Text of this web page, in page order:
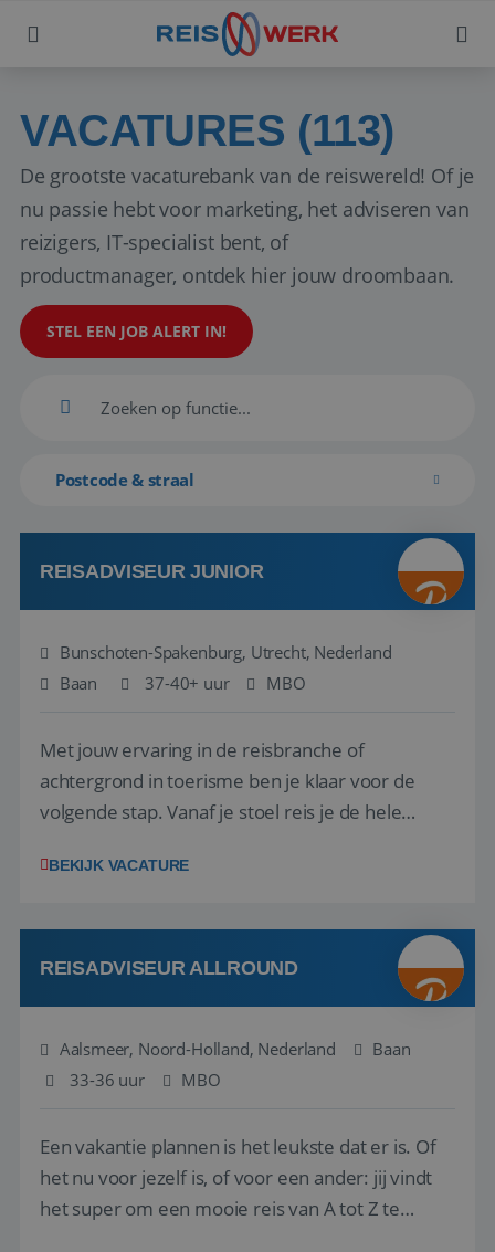
VACATURES (113)
De grootste vacaturebank van de reiswereld! Of je
nu passie hebt voor marketing, het adviseren van
reizigers, IT-specialist bent, of
productmanager, ontdek hier jouw droombaan.
STEL EEN JOB ALERT IN!
Postcode & straal
REISADVISEUR JUNIOR
Bunschoten-Spakenburg, Utrecht, Nederland
Baan
37-40+ uur MBO
Met jouw ervaring in de reisbranche of
achtergrond in toerisme ben je klaar voor de
volgende stap. Vanaf je stoel reis je de hele
wensen van je team, je klant en wat er in de
klanten te overtuigen om die droomreis te
boeken! ...
BEKIJK VACATURE
REISADVISEUR ALLROUND
Aalsmeer, Noord-Holland, Nederland
Baan
33-36 uur
MBO
Een vakantie plannen is het leukste dat er is. Of
het nu voor jezelf is, of voor een ander: jij vindt
het super om een mooie reis van A tot Z te